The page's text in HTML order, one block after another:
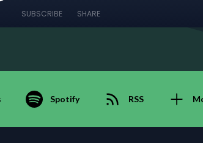
SUBSCRIBE SHARE
Spotify RSS